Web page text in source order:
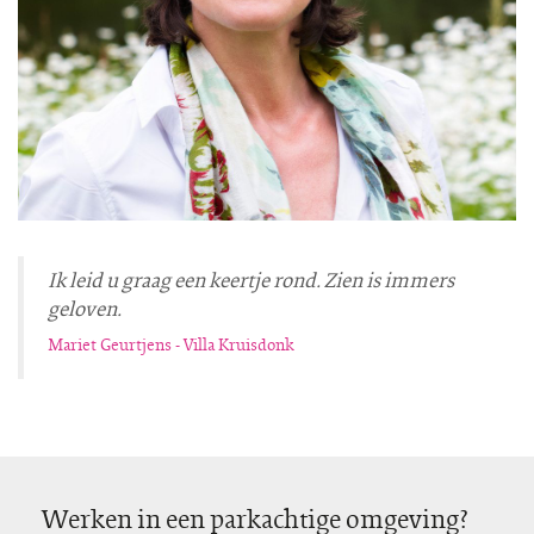
Ik leid u graag een keertje rond. Zien is immers
geloven.
Mariet Geurtjens - Villa Kruisdonk
Werken in een parkachtige omgeving?